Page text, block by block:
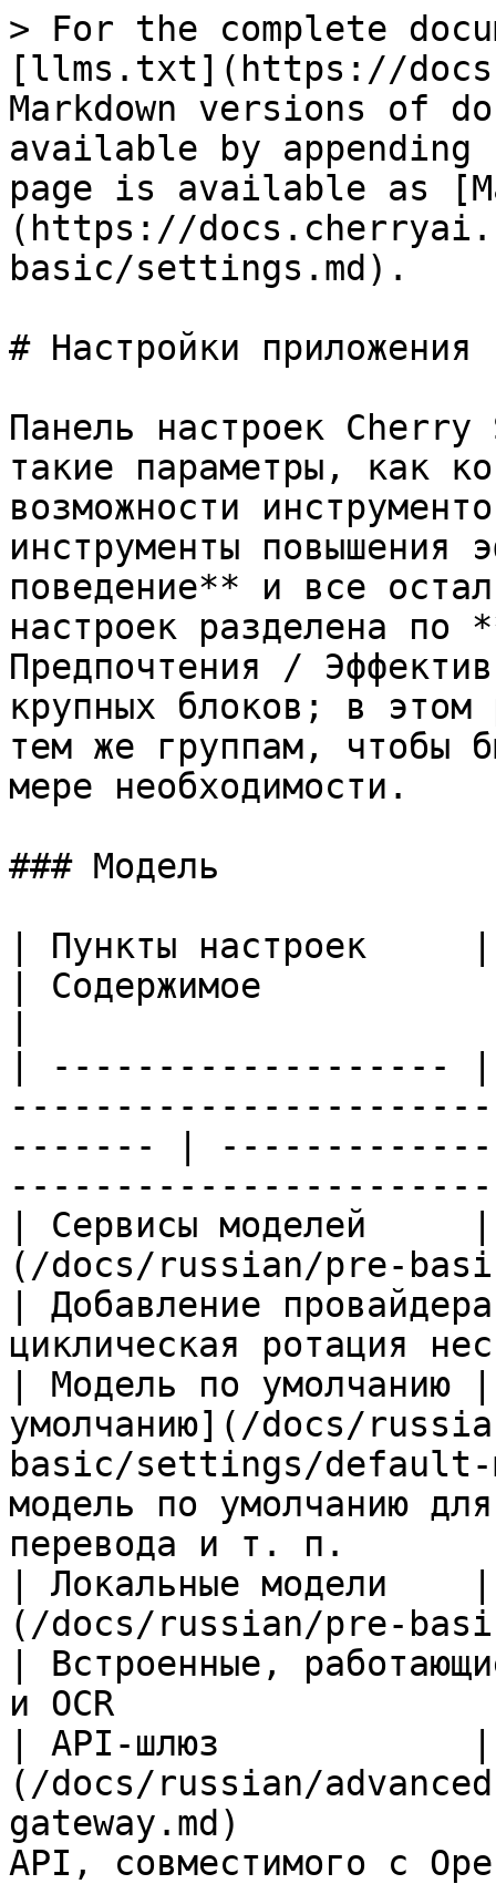
> For the complete
[llms.txt](https://
Markdown versions of
available by
page is available as
(https://
basic/settings.md).
# Настройки приложения
Панель настроек
такие параметры, как
возможности
инструменты повышения
поведение** и все
настроек разделена
Предпочтения /
крупных блоков; в этом
тем же группам, чтобы
мере необходимости.
### Модель
| Пункты настроек     |
| Содержимое
| -------------------
------- |
| Сервисы моделей
(/docs/russian/pre-
| Добавление
циклическая ротация
| Модель по умолчанию
умолчанию](/docs/
basic/settings/default-
модель по умолчанию
перевода и т. п.
| Локальные модели
(/docs/russian/pre-
| Встроенные,
и OCR
| API-шлюз            |
(/docs/russian/
gateway.md)             |
API, совместимого с